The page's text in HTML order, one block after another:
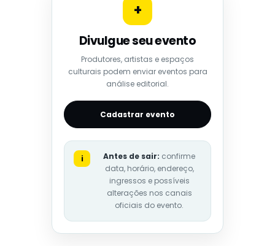
+
Divulgue seu evento
Produtores, artistas e espaços
culturais podem enviar eventos para
análise editorial.
Cadastrar evento
i Antes de sair: confirme
data, horário, endereço,
ingressos e possíveis
alterações nos canais
oficiais do evento.